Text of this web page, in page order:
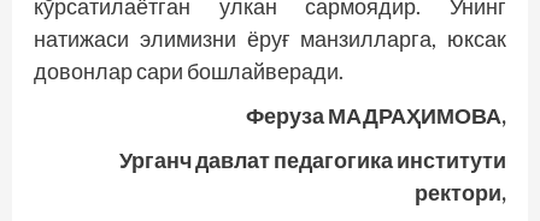
кўрсатилаётган улкан сармоядир. Унинг
натижаси элимизни ёруғ манзилларга, юксак
довонлар сари бошлайверади.
Феруза МАДРАҲИМОВА,
Урганч давлат педагогика институти
ректори,